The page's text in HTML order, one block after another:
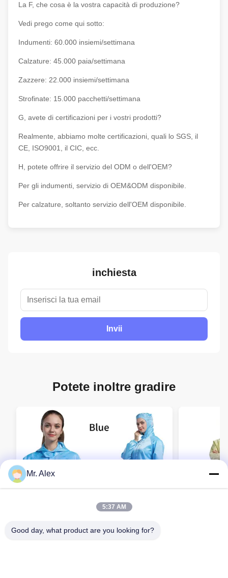
La F, che cosa è la vostra capacità di produzione?
Vedi prego come qui sotto:
Indumenti: 60.000 insiemi/settimana
Calzature: 45.000 paia/settimana
Zazzere: 22.000 insiemi/settimana
Strofinate: 15.000 pacchetti/settimana
G, avete di certificazioni per i vostri prodotti?
Realmente, abbiamo molte certificazioni, quali lo SGS, il
CE, ISO9001, il CIC, ecc.
H, potete offrire il servizio del ODM o dell'OEM?
Per gli indumenti, servizio di OEM&ODM disponibile.
Per calzature, soltanto servizio dell'OEM disponibile.
inchiesta
Invii
Potete inoltre gradire
Mr. Alex
5:37 AM
Good day, what product are you looking for?